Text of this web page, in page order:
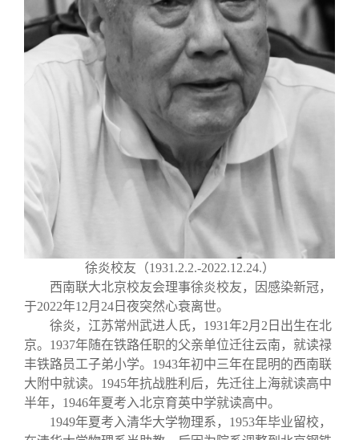
捐赠方法
义工计划
我要订阅
新媒体平台
清华故事
青春风采
校友文苑
校友讲坛
终身学习
信息化服务
三创大赛
实用信息
校友总会
总会简介
会长致辞
总会章程
制度法规
联系我们
关闭
徐炎校友（1931.2.2.-2022.12.24.）
西南联大北京校友会理事徐炎校友，因感染新冠，
于2022年12月 24 日夜突然心衰离世。
徐炎，江苏常州武进人氏， 1931年2月 2 日出生在北
京。 1937年随在铁路任职的父亲单位迁往云南，就读禄
丰铁路员工子弟小学。 1943年初中三年在昆明的西南联
大附中就读。 1945年抗战胜利后，先迁往上海就读高中
半年， 1946年夏考入北京育英中学就读高中。
1949年夏考入清华大学物理系， 1953年毕业留校，